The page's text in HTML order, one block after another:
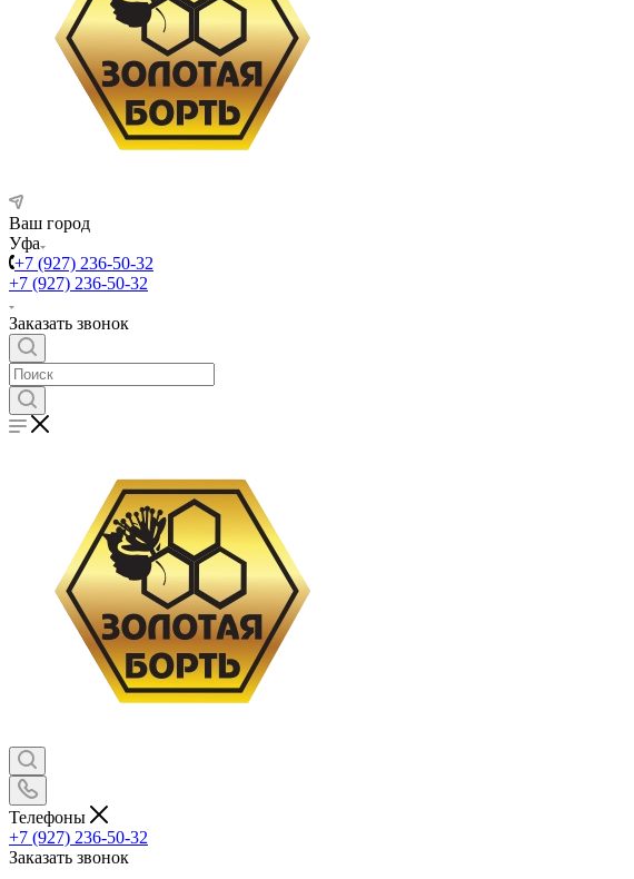
Ваш город
Уфа
+7 (927) 236-50-32
+7 (927) 236-50-32
Заказать звонок
Телефоны
+7 (927) 236-50-32
Заказать звонок